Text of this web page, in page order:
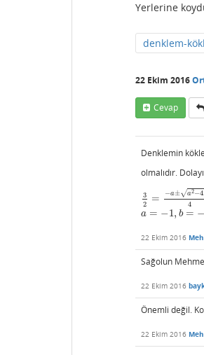
Yerlerine
denklem-
22 Ekim 2016
Cevap
Denklemin
olmalıdır.
3
2
= −a± a2−
√
4
32 =− a±a2−4.2.b
a = −1, b = −
a=−1 ,b=− 3a+b =
22 Ekim 2016
Sağolun
22 Ekim 2016
Önemli değil.
22 Ekim 2016